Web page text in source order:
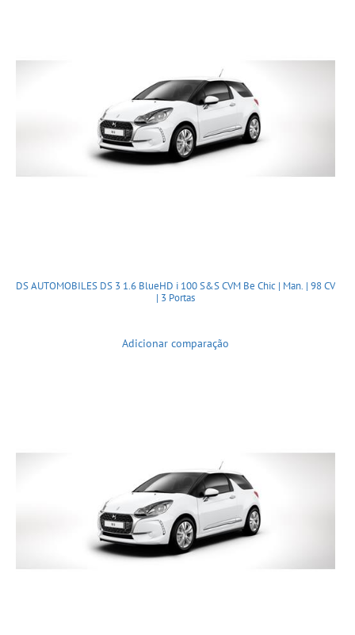
DS AUTOMOBILES DS 3 1.6 BlueHD i 100 S&S CVM Be Chic | Man. | 98 CV
| 3 Portas
Adicionar comparação